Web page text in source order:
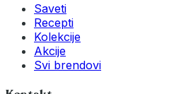
Saveti
Recepti
Kolekcije
Akcije
Svi brendovi